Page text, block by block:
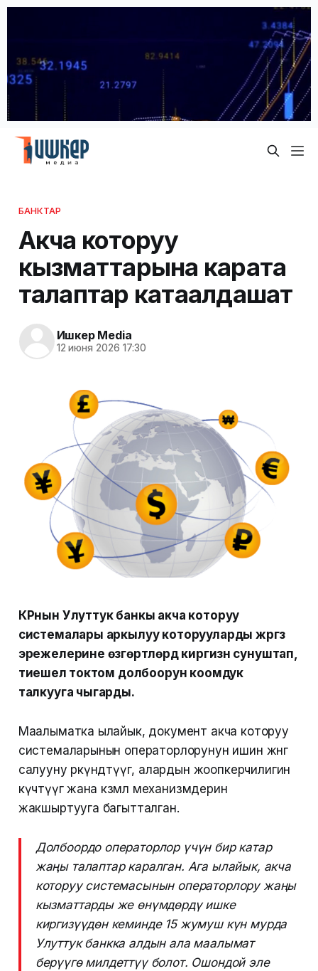
БАНКТАР
Акча которуу
кызматтарына карата
талаптар катаалдашат
Ишкер Media
12 июня 2026 17:30
КРнын Улуттук банкы акча которуу
системалары аркылуу которууларды жүргүзүү
эрежелерине өзгөртүүлөрдү киргизүүнү сунуштап,
тиешелүү токтом долбоорун коомдук
талкууга чыгарды.
Маалыматка ылайык, документ акча которуу
системаларынын операторлорунун ишин жөнгө
салууну өркүндөтүүгө, алардын жоопкерчилигин
күчөтүүгө жана көзөмөл механизмдерин
жакшыртууга багытталган.
Долбоордо операторлор үчүн бир катар
жаңы талаптар каралган. Ага ылайык, акча
которуу системасынын операторлору жаңы
кызматтарды же өнүмдөрдү ишке
киргизүүдөн кеминде 15 жумуш күн мурда
Улуттук банкка алдын ала маалымат
берүүгө милдеттүү болот. Ошондой эле